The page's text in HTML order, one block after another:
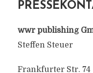
wwr publishing
Steffen Steuer
Frankfurter Str. 74